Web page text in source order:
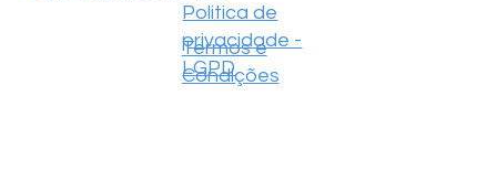
Termos e
Condições
Politica de
privacidade -
LGPD